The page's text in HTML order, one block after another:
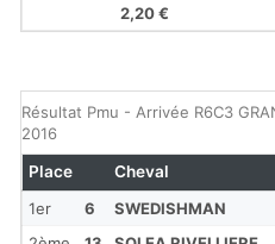
2,20 €
Résultat Pmu - Arrivée R6C3
2016
1er 6 SWEDISHMAN
Place Cheval